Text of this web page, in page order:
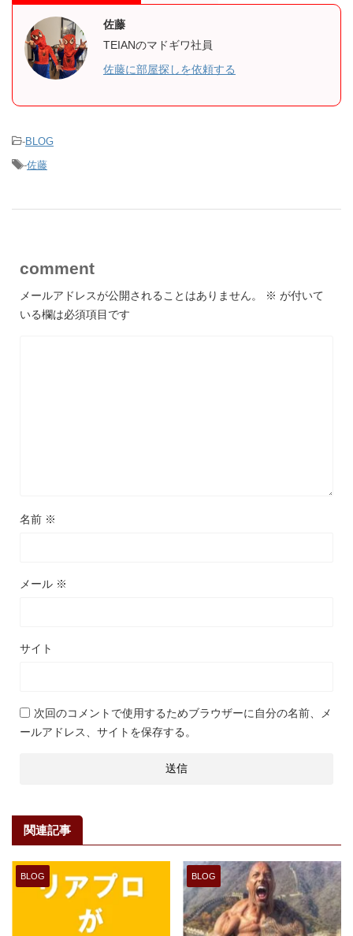
佐藤
TEIANのマドギワ社員
佐藤に部屋探しを依頼する
-BLOG
-佐藤
comment
メールアドレスが公開されることはありません。 ※ が付いて
いる欄は必須項目です
名前 ※
メール ※
サイト
次回のコメントで使用するためブラウザーに自分の名前、メ
ールアドレス、サイトを保存する。
関連記事
BLOG BLOG